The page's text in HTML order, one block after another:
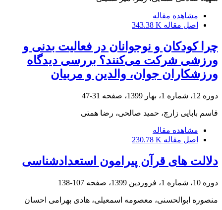
مشاهده مقاله
اصل مقاله 343.38 K
چرا کودکان و نوجوانان در فعالیت بدنی و
ورزشی شرکت می‌کنند؟ بررسی دیدگاه
ورزشکاران جوان، والدین و مربیان
دوره 12، شماره 1، بهار 1399، صفحه 31-47
قاسم بابایی زارچ، حمید صالحی، رضا همتی
مشاهده مقاله
اصل مقاله 230.78 K
دلالت های قرآن پیرامون استعدادشناسی
دوره 10، شماره 1، فروردین 1399، صفحه 107-138
منصوره ابوالحسنی، معصومه اسمعیلی، هادی بهرامی احسان